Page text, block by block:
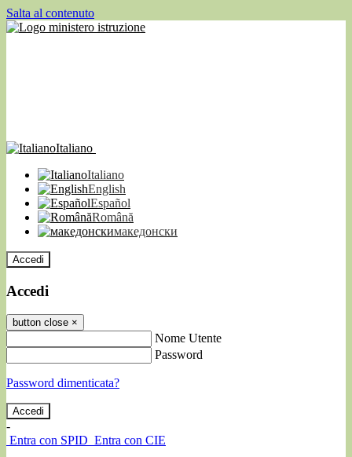
Salta al contenuto
Italiano
Italiano
English
Español
Română
македонски
Accedi
Accedi
button close ×
Nome Utente
Password
Password dimenticata?
-
Entra con SPID Entra con CIE